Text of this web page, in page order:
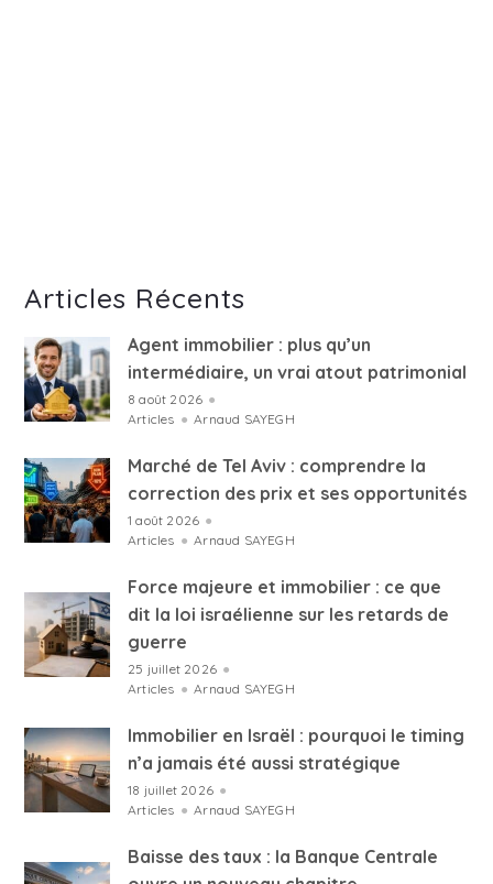
Articles Récents
Agent immobilier : plus qu’un
intermédiaire, un vrai atout patrimonial
8 août 2026 ●
Articles ● Arnaud SAYEGH
Marché de Tel Aviv : comprendre la
correction des prix et ses opportunités
1 août 2026 ●
Articles ● Arnaud SAYEGH
Force majeure et immobilier : ce que
dit la loi israélienne sur les retards de
guerre
25 juillet 2026 ●
Articles ● Arnaud SAYEGH
Immobilier en Israël : pourquoi le timing
n’a jamais été aussi stratégique
18 juillet 2026 ●
Articles ● Arnaud SAYEGH
Baisse des taux : la Banque Centrale